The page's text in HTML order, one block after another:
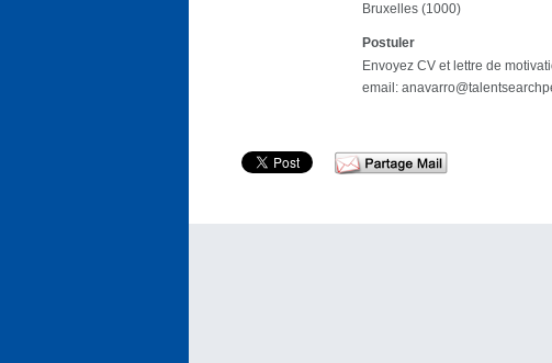
Bruxelles (1000)
Postuler
Envoyez CV et lettre de
email: